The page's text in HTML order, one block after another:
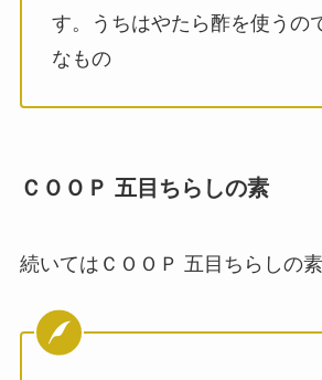
す。うちはやたら酢を使うの
なもの
ＣＯＯＰ 五目ちらしの素
続いてはＣＯＯＰ 五目ちらしの素